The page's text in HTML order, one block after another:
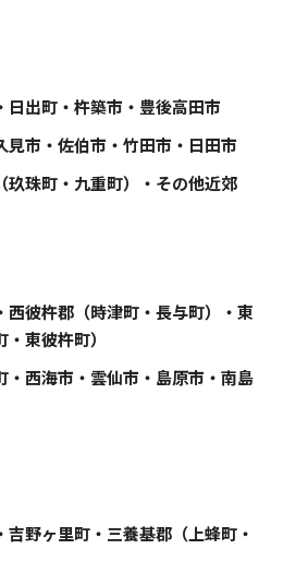
出町・杵築市・豊後高田市
見市・佐伯市・竹田市・日田市
玖珠町・九重町）・その他近郊
彼杵郡（時津町・長与町）・東
東彼杵町）
・西海市・雲仙市・島原市・南島
野ヶ里町・三養基郡（上蜂町・